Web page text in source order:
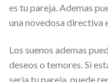
es tu pareja. Ademas
una novedosa directiva
Los suenos ademas
deseos o temores. Si
seri­a tu pareja, puede